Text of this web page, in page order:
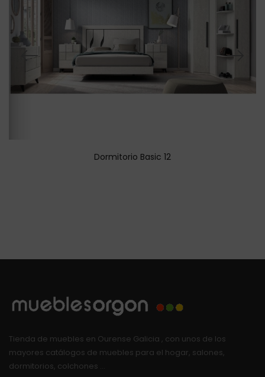
Dormitorio Basic 12
Tienda de muebles en Ourense Galicia , con unos de los
mayores catálogos de muebles para el hogar, salones,
dormitorios, colchones …